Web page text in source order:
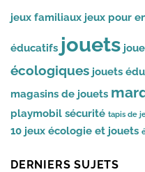
jeux familiaux jeux pour
éducatifs jouets
écologiques jouets
magasins de jouets
playmobil sécurité tapis de
10 jeux écologie et jouets
DERNIERS SUJETS